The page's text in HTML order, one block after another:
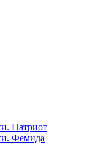
Патриот
Фемида